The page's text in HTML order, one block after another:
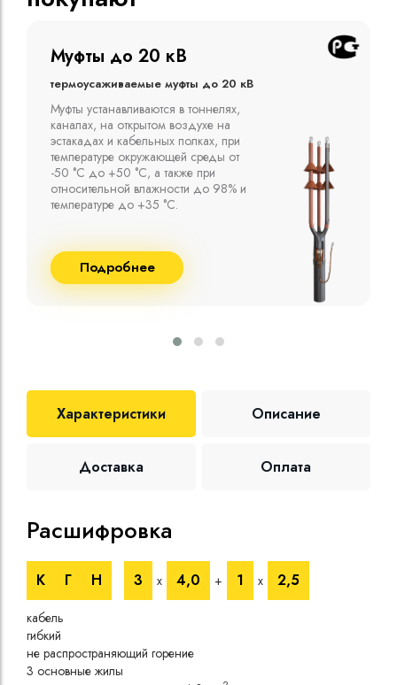
Муфты до 10 кВ
Термоусаживаемые муфты до 10 кВ
Компания ООО "Москабельторг"
предлагает, как соединительные
термоусаживаемые муфты на кабель
напряжением до 10 кВ с изоляцией
из маслопропитанной бумаги и
сшитого полиэтилена собственного
производства
Подробнее
Характеристики Описание
Доставка Оплата
Расшифровка
К Г Н 3 х 4,0 + 1 х 2,5
кабель
гибкий
не распространяющий горение
3 основные жилы